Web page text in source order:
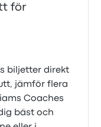
för
biljetter direkt
jämför flera
Coaches
bäst och